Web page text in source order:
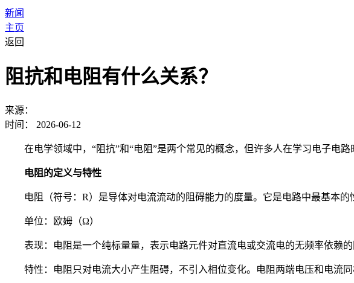
新闻
主页
返回
阻抗和电阻有什么关系？
来源：
时间：
2026-06-12
在电学领域中，“阻抗”和“电阻”是两个常见的概念，但许多人在学习电子电
电阻的定义与特性
电阻（符号：R）是导体对电流流动的阻碍能力的度量。它是电路中最基本
单位：欧姆（Ω）
表现：电阻是一个纯标量量，表示电路元件对直流电或交流电的无频率依赖的
特性：电阻只对电流大小产生阻碍，不引入相位变化。电阻两端电压和电流同